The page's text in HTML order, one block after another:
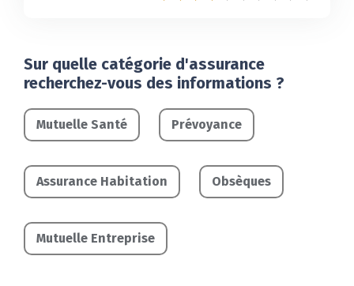
Sur quelle catégorie d'assurance
recherchez-vous des informations ?
Mutuelle Santé Prévoyance
Assurance Habitation Obsèques
Mutuelle Entreprise